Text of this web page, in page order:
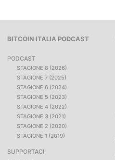
BITCOIN ITALIA PODCAST
PODCAST
STAGIONE 8 (2026)
STAGIONE 7 (2025)
STAGIONE 6 (2024)
STAGIONE 5 (2023)
STAGIONE 4 (2022)
STAGIONE 3 (2021)
STAGIONE 2 (2020)
STAGIONE 1 (2019)
SUPPORTACI